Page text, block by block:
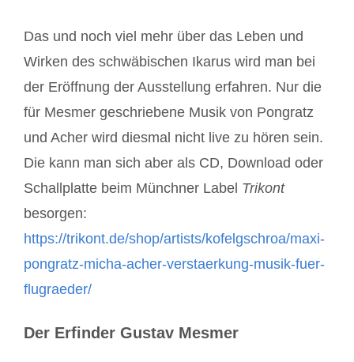
Das und noch viel mehr über das Leben und
Wirken des schwäbischen Ikarus wird man bei
der Eröffnung der Ausstellung erfahren. Nur die
für Mesmer geschriebene Musik von Pongratz
und Acher wird diesmal nicht live zu hören sein.
Die kann man sich aber als CD, Download oder
Schallplatte beim Münchner Label Trikont
besorgen:
https://trikont.de/shop/artists/kofelgschroa/maxi-
pongratz-micha-acher-verstaerkung-musik-fuer-
flugraeder/
Der Erfinder Gustav Mesmer